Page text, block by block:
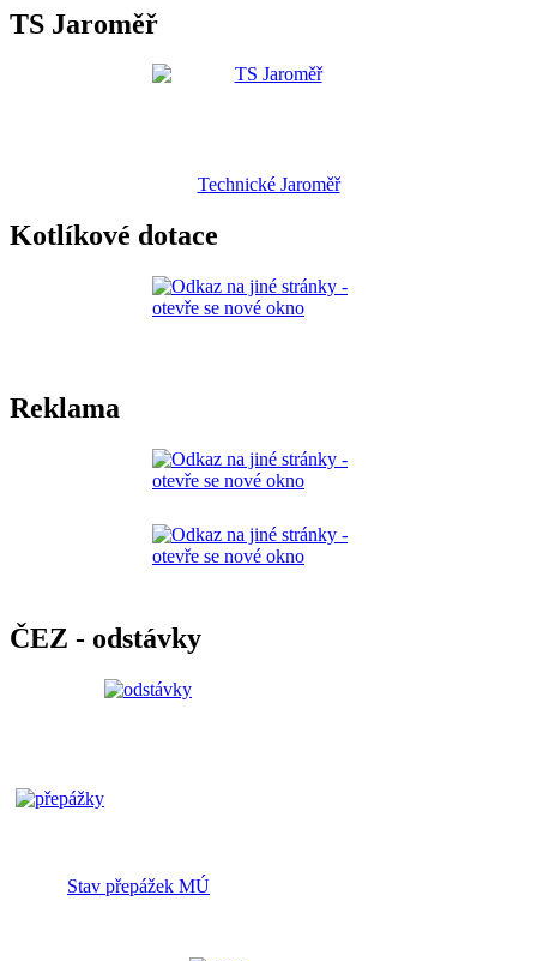
TS Jaroměř
Technické Jaroměř
Kotlíkové dotace
Reklama
ČEZ - odstávky
Stav přepážek MÚ